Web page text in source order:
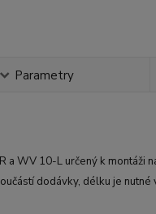
Parametry
WV 10-L určený k montáži
dodávky, délku je nutné